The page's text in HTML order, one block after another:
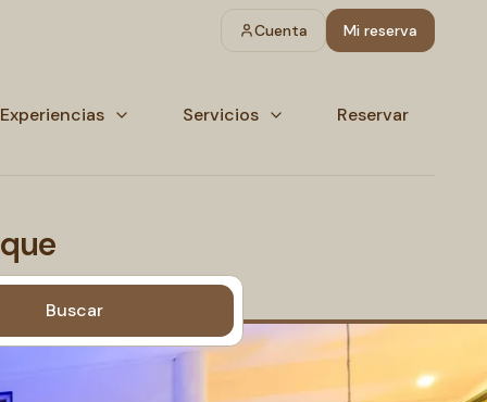
Cuenta Mi reserva
Experiencias Servicios Reservar
Buscar